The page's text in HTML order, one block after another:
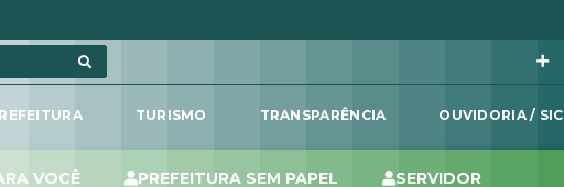
TURISMO TRANSPARÊNCIA OUVIDORIA / SIC
VOCÊ PREFEITURA SEM PAPEL SERVIDOR